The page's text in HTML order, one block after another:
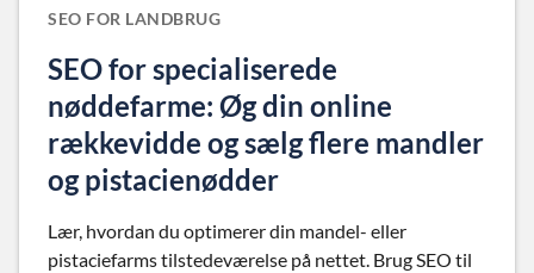
SEO FOR LANDBRUG
SEO for specialiserede
nøddefarme: Øg din online
rækkevidde og sælg flere mandler
og pistacienødder
Lær, hvordan du optimerer din mandel- eller
pistaciefarms tilstedeværelse på nettet. Brug SEO til